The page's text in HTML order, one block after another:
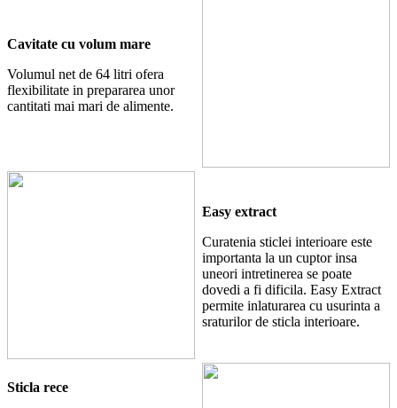
Cavitate cu volum mare
Volumul net de 64 litri ofera
flexibilitate in prepararea unor
cantitati mai mari de alimente.
Easy extract
Curatenia sticlei interioare este
importanta la un cuptor insa
uneori intretinerea se poate
dovedi a fi dificila. Easy Extract
permite inlaturarea cu usurinta a
sraturilor de sticla interioare.
Sticla rece